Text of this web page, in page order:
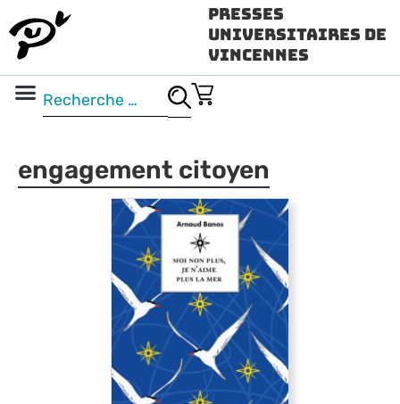
Presses
Universitaires de
Vincennes
engagement citoyen